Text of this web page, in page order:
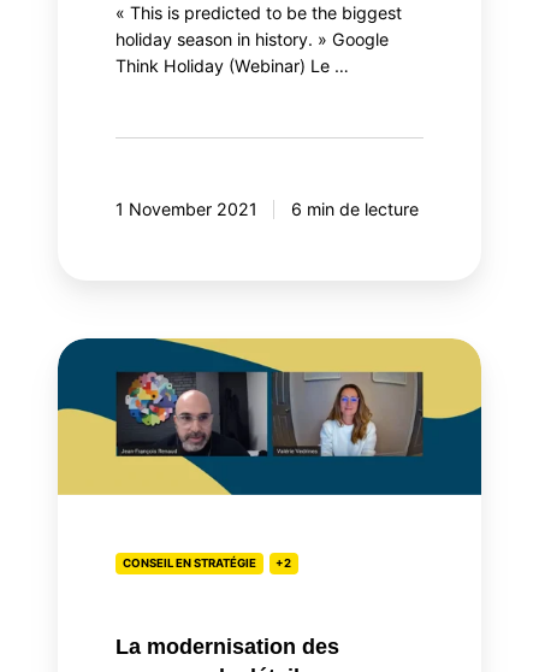
« This is predicted to be the biggest
holiday season in history. » Google
Think Holiday (Webinar) Le …
1 November 2021 6 min de lecture
La
modernisation
des
marques
détail
CONSEIL EN STRATÉGIE +2
La modernisation des